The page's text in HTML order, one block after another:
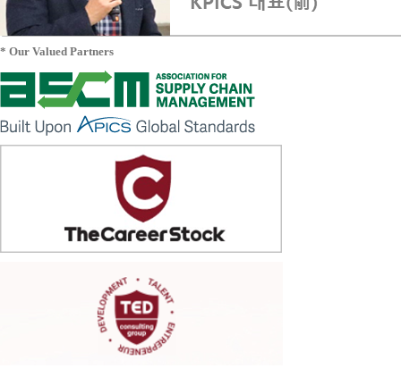
* Our Valued Partners